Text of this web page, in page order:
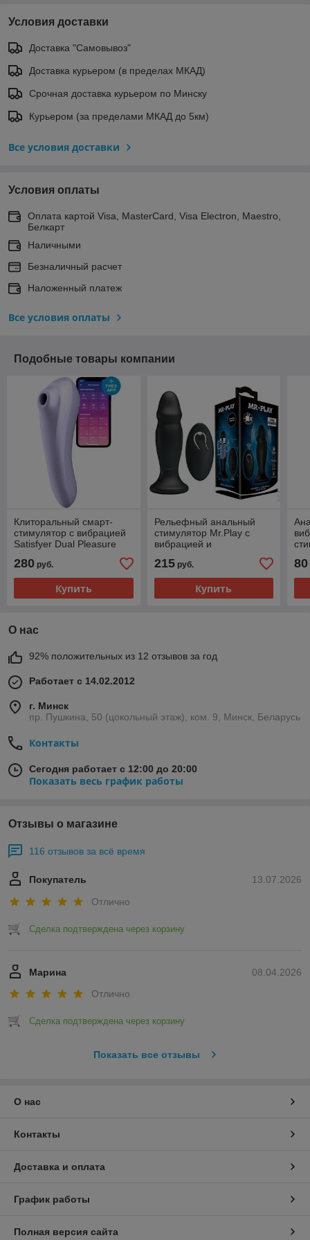
Условия доставки
Доставка "Самовывоз"
Доставка курьером (в пределах МКАД)
Срочная доставка курьером по Минску
Курьером (за пределами МКАД до 5км)
Все условия доставки
Условия оплаты
Оплата картой Visa, MasterCard, Visa Electron, Maestro,
Белкарт
Наличными
Безналичный расчет
Наложенный платеж
Все условия оплаты
Подобные товары компании
Клиторальный смарт-
стимулятор с вибрацией
Satisfyer Dual Pleasure
280 руб.
Купить
Рельефный анальный
стимулятор Mr.Play с
вибрацией и
управлением
215руб.
Купить
80
О нас
92% положительных из 12 отзывов за год
Работает с 14.02.2012
г. Минск
пр. Пушкина, 50 (цокольный этаж), ком. 9, Минск, Беларусь
Контакты
Сегодня работает с 12:00 до 20:00
Показать весь график работы
Отзывы о магазине
116 отзывов за всё время
13.07.2026
Покупатель
Отлично
Сделка подтверждена через корзину
08.04.2026
Марина
Отлично
Сделка подтверждена через корзину
Показать все отзывы
О нас
Контакты
Доставка и оплата
График работы
Полная версия сайта